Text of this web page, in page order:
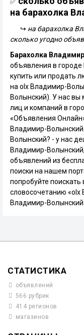
на барахолка
↪ на барахолка
сколько угодно
Барахолка
объявления в
купить или продать
на olx Владимир-
Волынский). У нас вы
лиц и компаний в
«Объявления
Владимир-
Волынский? - у нас
Владимир-
объявлений из
поиски на нашем
попробуйте поискать
словосочетанию «olx
Владимир-
СТАТИСТИКА
объявлений
566 рубрик
414 регионов
магазинов